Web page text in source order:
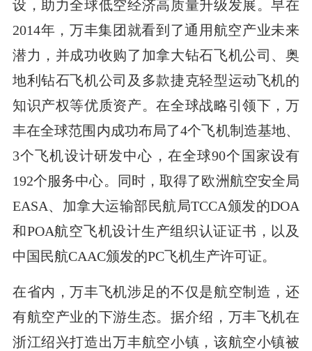
设，助力全球低空经济高质量升级发展。早在
2014年，万丰集团就看到了通用航空产业未来
潜力，并成功收购了加拿大钻石飞机公司、奥
地利钻石飞机公司及多款捷克轻型运动飞机的
知识产权等优质资产。在全球战略引领下，万
丰在全球范围内成功布局了4个飞机制造基地、
3个飞机设计研发中心，在全球90个国家设有
192个服务中心。同时，取得了欧洲航空安全局
EASA、加拿大运输部民航局TCCA颁发的DOA
和POA航空飞机设计生产组织认证证书，以及
中国民航CAAC颁发的PC飞机生产许可证。
在省内，万丰飞机涉足的不仅是航空制造，还
有航空产业的下游生态。据介绍，万丰飞机在
浙江绍兴打造出万丰航空小镇，该航空小镇被